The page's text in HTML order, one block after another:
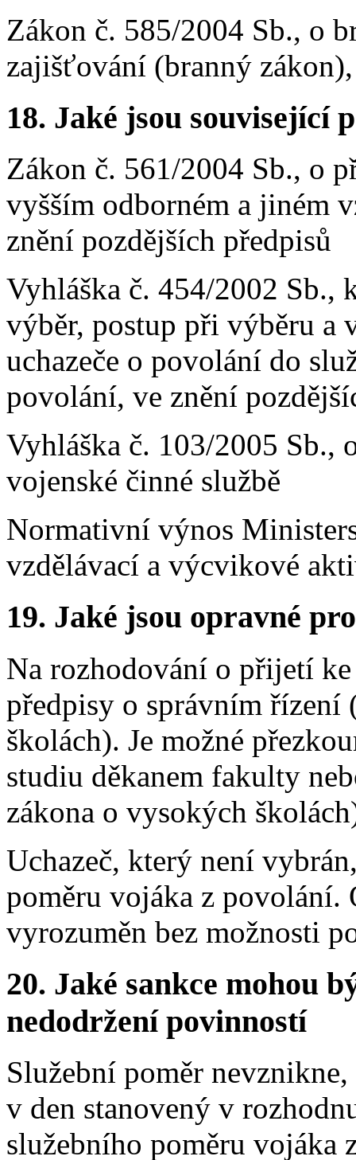
Zákon č. 585/2004 Sb., o
zajišťování (branný
18. Jaké jsou související
Zákon č. 561/2004 Sb., o
vyšším odborném a jiném
znění pozdějších předpisů
Vyhláška č. 454/2002 Sb.,
výběr, postup při výběru a
uchazeče o povolání do
povolání, ve znění
Vyhláška č. 103/2005 Sb.,
vojenské činné službě
Normativní výnos
vzdělávací a výcvikové
19. Jaké jsou opravné
Na rozhodování o přijetí
předpisy o správním řízení
školách). Je možné
studiu děkanem fakulty
zákona o vysokých
Uchazeč, který není
poměru vojáka z povolání.
vyrozuměn bez možnosti
20. Jaké sankce mohou
nedodržení povinností
Služební poměr
v den stanovený v
služebního poměru vojáka